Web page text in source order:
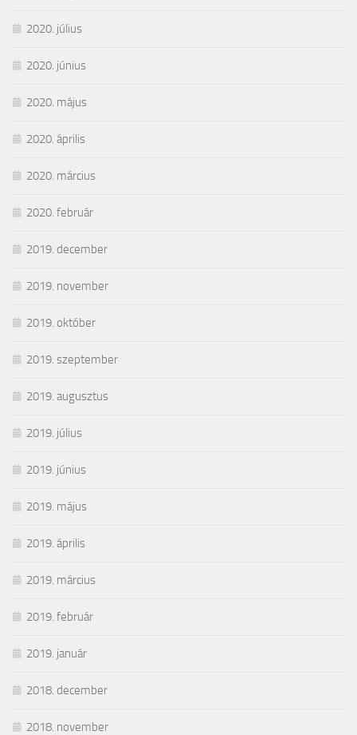
2020. július
2020. június
2020. május
2020. április
2020. március
2020. február
2019. december
2019. november
2019. október
2019. szeptember
2019. augusztus
2019. július
2019. június
2019. május
2019. április
2019. március
2019. február
2019. január
2018. december
2018. november